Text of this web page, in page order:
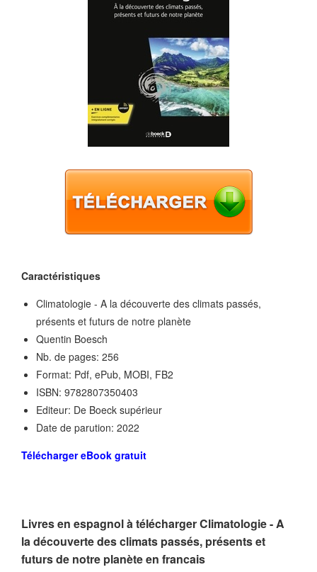
Caractéristiques
Climatologie - A la découverte des climats passés,
présents et futurs de notre planète
Quentin Boesch
Nb. de pages: 256
Format: Pdf, ePub, MOBI, FB2
ISBN: 9782807350403
Editeur: De Boeck supérieur
Date de parution: 2022
Télécharger eBook gratuit
Livres en espagnol à télécharger Climatologie - A
la découverte des climats passés, présents et
futurs de notre planète en francais